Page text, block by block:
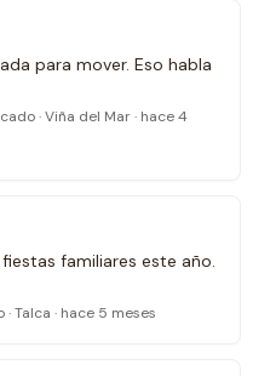
para mover. Eso habla
· Viña del Mar · hace 4
familiares este año.
Talca · hace 5 meses